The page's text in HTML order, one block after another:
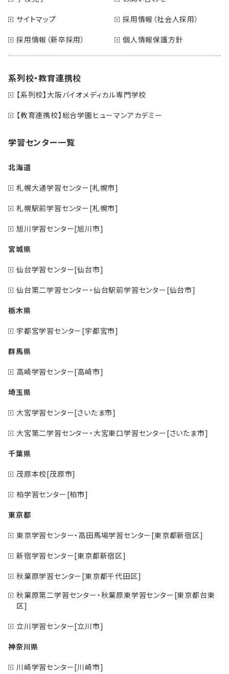
サイトマップ
採用情報（社会人採用）
採用情報（新卒採用）
個人情報保護方針
系列校・教育連携校
【系列校】大阪バイオメディカル専門学校
【教育連携校】総合学園ヒューマンアカデミー
学習センター一覧
北海道
札幌大通学習センター[札幌市]
札幌駅前学習センター[札幌市]
旭川学習センター[旭川市]
宮城県
仙台学習センター[仙台市]
仙台第二学習センター・仙台駅前学習センター[仙台市]
栃木県
宇都宮学習センター[宇都宮市]
群馬県
高崎学習センター[高崎市]
埼玉県
大宮学習センター[さいたま市]
大宮第二学習センター・大宮東口学習センター[さいたま市]
千葉県
茂原本校[茂原市]
柏学習センター[柏市]
東京都
東京学習センター・高田馬場学習センター[東京都新宿区]
新宿学習センター[東京都新宿区]
秋葉原学習センター[東京都千代田区]
秋葉原第二学習センター・秋葉原東学習センター[東京都台東
区]
立川学習センター[立川市]
神奈川県
川崎学習センター[川崎市]